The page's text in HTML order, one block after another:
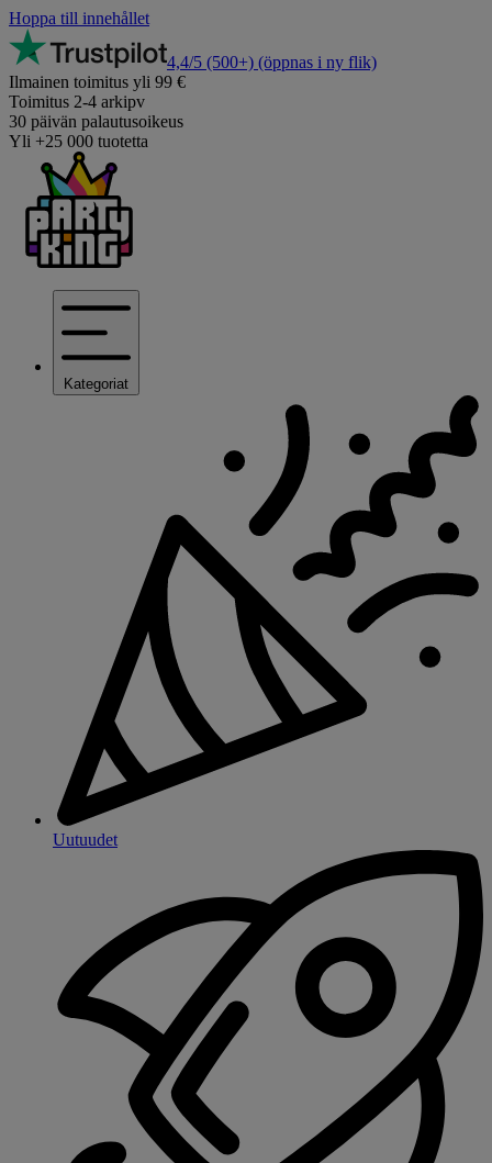
Hoppa till innehållet
4,4/5 (500+) (öppnas i ny flik)
Ilmainen toimitus yli 99 €
Toimitus 2-4 arkipv
30 päivän palautusoikeus
Yli +25 000 tuotetta
Kategoriat
Uutuudet